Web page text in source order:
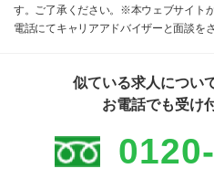
す。ご了承ください。※本ウェブサイト
電話にてキャリアアドバイザーと面談を
似ている求人につい
お電話でも受け